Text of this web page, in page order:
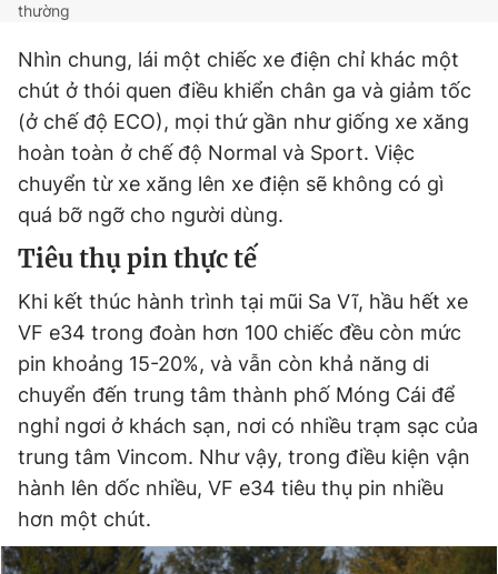
thường
Nhìn chung, lái một chiếc xe điện chỉ khác một
chút ở thói quen điều khiển chân ga và giảm tốc
(ở chế độ ECO), mọi thứ gần như giống xe xăng
hoàn toàn ở chế độ Normal và Sport. Việc
chuyển từ xe xăng lên xe điện sẽ không có gì
quá bỡ ngỡ cho người dùng.
Tiêu thụ pin thực tế
Khi kết thúc hành trình tại mũi Sa Vĩ, hầu hết xe
VF e34 trong đoàn hơn 100 chiếc đều còn mức
pin khoảng 15-20%, và vẫn còn khả năng di
chuyển đến trung tâm thành phố Móng Cái để
nghỉ ngơi ở khách sạn, nơi có nhiều trạm sạc của
trung tâm Vincom. Như vậy, trong điều kiện vận
hành lên dốc nhiều, VF e34 tiêu thụ pin nhiều
hơn một chút.